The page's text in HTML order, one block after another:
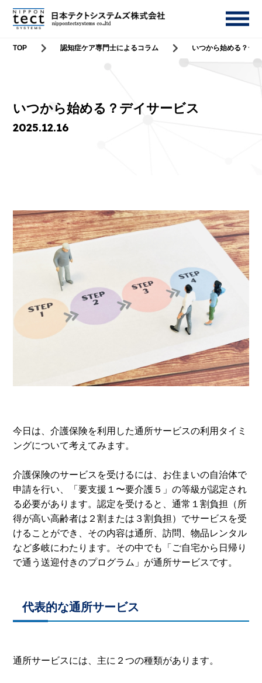
TOP 認知症ケア専門士によるコラム いつから始める？デ
いつから始める？デイサービス
2025.12.16
今日は、介護保険を利用した通所サービスの利用タイミ
ングについて考えてみます。
介護保険のサービスを受けるには、お住まいの自治体で
申請を行い、「要支援１〜要介護５」の等級が認定され
る必要があります。認定を受けると、通常１割負担（所
得が高い高齢者は２割または３割負担）でサービスを受
けることができ、その内容は通所、訪問、物品レンタル
など多岐にわたります。その中でも「ご自宅から日帰り
で通う送迎付きのプログラム」が通所サービスです。
代表的な通所サービス
通所サービスには、主に２つの種類があります。